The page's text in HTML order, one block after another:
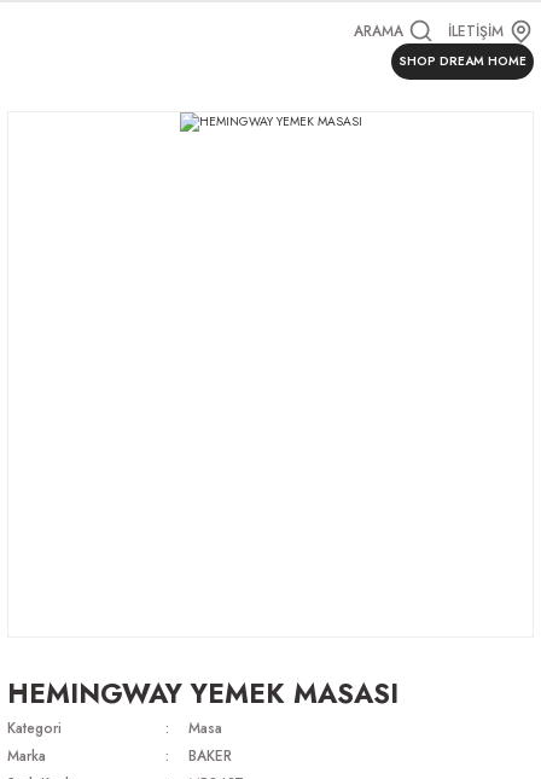
ARAMA İLETİŞİM
SHOP DREAM HOME
HEMINGWAY YEMEK MASASI
Kategori
Masa
Marka
BAKER